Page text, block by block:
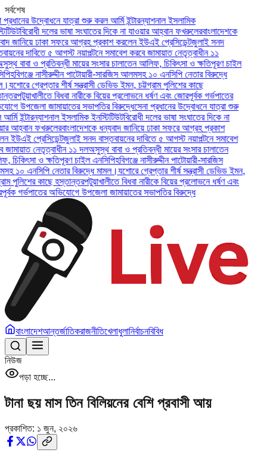
সর্বশেষ
উদ্বোধনে যাত্রা শুরু করল আর্মি ইন্টারন্যাশনাল ইসলামিক
বিরোধী দলের ভাষা সংঘাতের দিকে না যাওয়ার আহ্বান ফখরুলেরবাংলাদেশকে
ঢাকা সফরে আগ্রহ প্রকাশ করলেন ইউএই প্রেসিডেন্টজুলাই সনদ
দাবিতে ৫ আগস্ট নয়াপল্টনে সমাবেশ করবে জামায়াত নেতৃত্বাধীন ১১
বাবা ও প্রতিবন্ধী মায়ের সংসার চালাতেন আলিফ, চিকিৎসা ও ক্ষতিপূরণ চাইল
নাসীরুদ্দীন পাটোয়ারী-সারজিস আলমসহ ১০ এনসিপি নেতার বিরুদ্ধে
গ্রেপ্তার শীর্ষ সন্ত্রাসী ডেভিড ইমন, চট্টগ্রাম পুলিশের কাছে
পটুয়াখালীতে বিধবা নারীকে বিয়ের প্রলোভনে ধর্ষণ এবং জোরপূর্বক গর্ভপাতের
উপজেলা জামায়াতের সভাপতির বিরুদ্ধেসেনা প্রধানের উদ্বোধনে যাত্রা শুরু
ইন্টারন্যাশনাল ইসলামিক ইনস্টিটিউটবিরোধী দলের ভাষা সংঘাতের দিকে না
আহ্বান ফখরুলেরবাংলাদেশকে ধন্যবাদ জানিয়ে ঢাকা সফরে আগ্রহ প্রকাশ
প্রেসিডেন্টজুলাই সনদ বাস্তবায়নের দাবিতে ৫ আগস্ট নয়াপল্টনে সমাবেশ
নেতৃত্বাধীন ১১ দলঅসুস্থ বাবা ও প্রতিবন্ধী মায়ের সংসার চালাতেন
ও ক্ষতিপূরণ চাইল এনসিপিহবিগঞ্জে নাসীরুদ্দীন পাটোয়ারী-সারজিস
এনসিপি নেতার বিরুদ্ধে মামল।যশোরে গ্রেপ্তার শীর্ষ সন্ত্রাসী ডেভিড ইমন,
পুলিশের কাছে হস্তান্তরপটুয়াখালীতে বিধবা নারীকে বিয়ের প্রলোভনে ধর্ষণ এবং
গর্ভপাতের অভিযোগে উপজেলা জামায়াতের সভাপতির বিরুদ্ধে
বাংলাদেশআন্তর্জাতিকরাজনীতিখেলাধুলানির্বাচনবিবিধ
নিউজ
পড়া হচ্ছে...
টানা ছয় মাস তিন বিলিয়নের বেশি প্রবাসী আয়
প্রকাশিত: ১ জুন, ২০২৬